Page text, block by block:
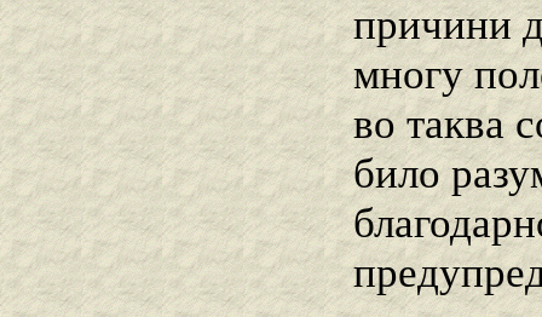
причини
многу
во таква
било